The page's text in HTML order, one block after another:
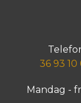
36 93 10
Mandag -